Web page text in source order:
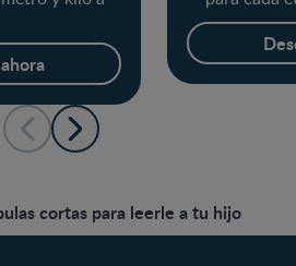
cortas para leerle a tu hijo